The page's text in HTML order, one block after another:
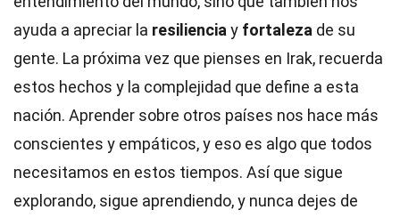
ayuda a apreciar la resiliencia y fortaleza de su
gente. La próxima vez que pienses en Irak, recuerda
estos hechos y la complejidad que define a esta
nación. Aprender sobre otros países nos hace más
conscientes y empáticos, y eso es algo que todos
necesitamos en estos tiempos. Así que sigue
explorando, sigue aprendiendo, y nunca dejes de